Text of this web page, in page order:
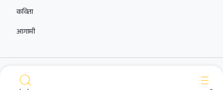
कविता
आगामी
आमच्यासोबत सोशल मीडियावर जोडलेले राहा